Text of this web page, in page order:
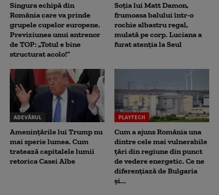
Singura echipă din
România care va prinde
grupele cupelor europene.
Previziunea unui antrenor
de TOP: „Totul e bine
structurat acolo!”
Soția lui Matt Damon,
frumoasa balului într-o
rochie albastru regal,
mulată pe corp. Luciana a
furat atenția la Seul
ADEVĂRUL
Amenințările lui Trump nu
mai sperie lumea. Cum
tratează capitalele lumii
retorica Casei Albe
PLAYTECH
Cum a ajuns România una
dintre cele mai vulnerabile
țări din regiune din punct
de vedere energetic. Ce ne
diferențiază de Bulgaria
și...